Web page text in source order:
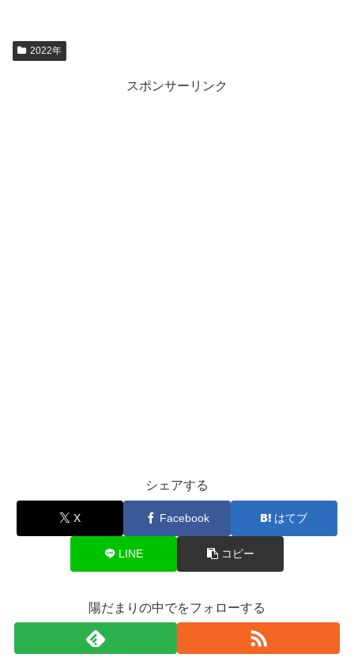
2022年
スポンサーリンク
シェアする
X Facebook はてブ
LINE コピー
陽だまりの中でをフォローする